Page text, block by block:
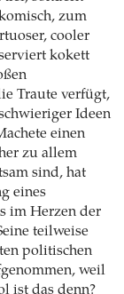
zum
cooler
kokett
Traute verfügt,
Ideen
einen
zu allem
sind, hat
eines
im Herzen der
teilweise
politischen
weil
ist das denn?